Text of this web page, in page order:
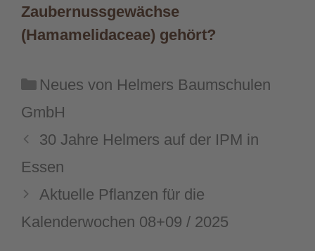
Zaubernussgewächse
(Hamamelidaceae) gehört?
Kategorien
Neues von Helmers Baumschulen
GmbH
30 Jahre Helmers auf der IPM in
Essen
Aktuelle Pflanzen für die
Kalenderwochen 08+09 / 2025